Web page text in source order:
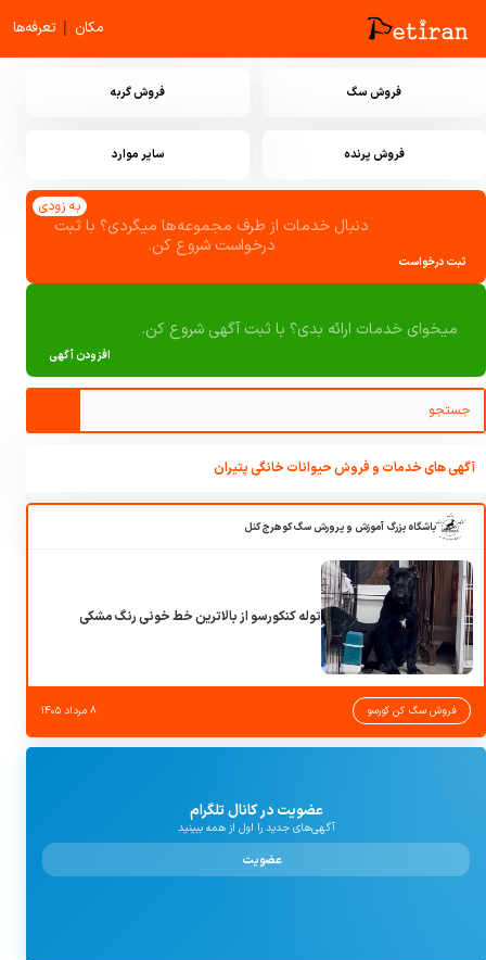
مکان | تعرفه‌ها
فروش سگ فروش گربه
فروش پرنده سایر موارد
ثبت درخواست
دنبال خدمات از طرف مجموعه‌ها میگردی؟ با ثبت
درخواست شروع کن.
به زودی
افزودن آگهی
میخوای خدمات ارائه بدی؟ با ثبت آگهی شروع کن.
آگهی های خدمات و فروش حیوانات خانگی پتیران
باشگاه بزرگ آموزش و پرورش سگ کوهرج کنل
توله کنکورسو از بالاترین خط خونی رنگ مشکی
فروش سگ کن کورسو ۸ مرداد ۱۴۰۵
عضویت در کانال تلگرام
آگهی‌های جدید را اول از همه ببینید
عضویت